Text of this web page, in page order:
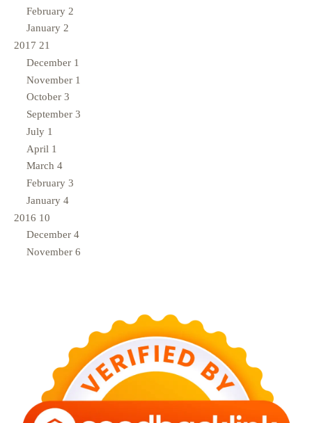
February 2
January 2
2017 21
December 1
November 1
October 3
September 3
July 1
April 1
March 4
February 3
January 4
2016 10
December 4
November 6